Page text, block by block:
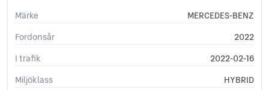
Märke
MERCEDES-BENZ
Fordonsår
2022
I trafik
2022-02-16
Miljöklass
HYBRID